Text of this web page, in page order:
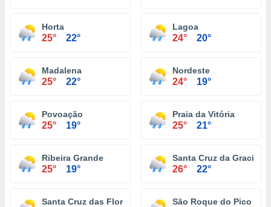
Horta
25° 22°
Lagoa
24° 20°
Madalena
25° 22°
Nordeste
24° 19°
Povoação
25° 19°
Praia da Vitória
25° 21°
Ribeira Grande
25° 19°
Santa Cruz da Graciosa
26° 22°
Santa Cruz das Flores São Roque do Pico